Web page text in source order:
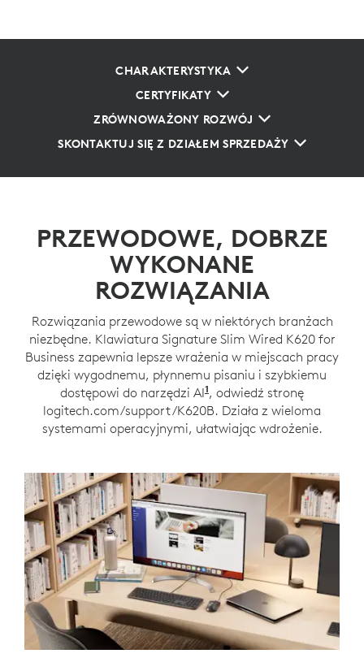
CHARAKTERYSTYKA
CERTYFIKATY
ZRÓWNOWAŻONY ROZWÓJ
SKONTAKTUJ SIĘ Z DZIAŁEM SPRZEDAŻY
PRZEWODOWE, DOBRZE
WYKONANE
ROZWIĄZANIA
Rozwiązania przewodowe są w niektórych branżach
niezbędne. Klawiatura Signature Slim Wired K620 for
Business zapewnia lepsze wrażenia w miejscach pracy
dzięki wygodnemu, płynnemu pisaniu i szybkiemu
dostępowi do narzędzi AI1Gotowa do pracy;
, odwiedź stronę
logitech.com/support/K620B. Działa z wieloma
systemami operacyjnymi, ułatwiając wdrożenie.